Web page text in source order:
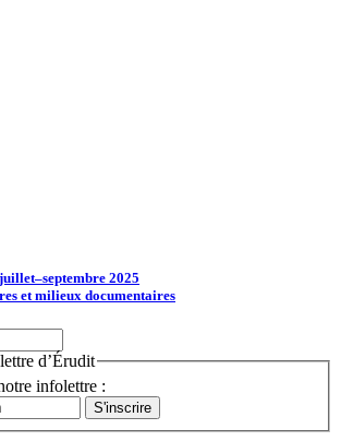
2025
et milieux documentaires
d’Érudit
infolettre :